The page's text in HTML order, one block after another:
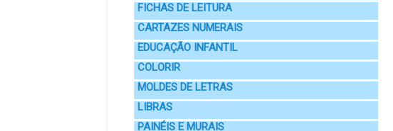
FICHAS DE LEITURA
CARTAZES NUMERAIS
EDUCAÇÃO INFANTIL
COLORIR
MOLDES DE LETRAS
LIBRAS
PAINÉIS E MURAIS